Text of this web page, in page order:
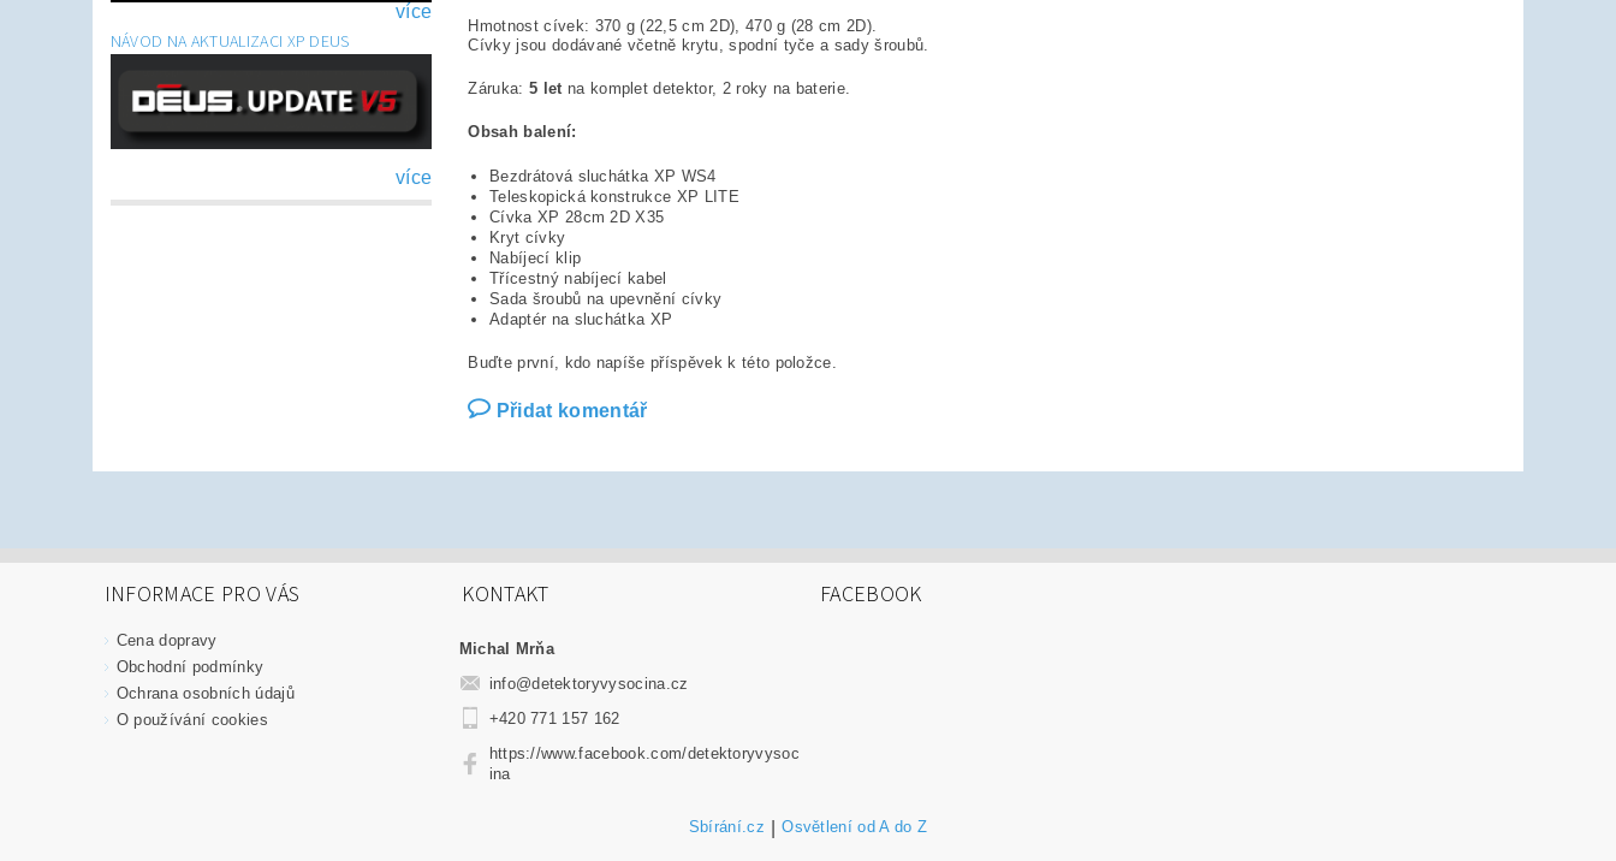
více
NÁVOD NA AKTUALIZACI XP DEUS
více
Hmotnost cívek: 370 g (22,5 cm 2D), 470 g (28 cm 2D).
Cívky jsou dodávané včetně krytu, spodní tyče a sady šroubů.
Záruka: 5 let na komplet detektor, 2 roky na baterie.
Obsah balení:
Bezdrátová sluchátka XP WS4
Teleskopická konstrukce XP LITE
Cívka XP 28cm 2D X35
Kryt cívky
Nabíjecí klip
Třícestný nabíjecí kabel
Sada šroubů na upevnění cívky
Adaptér na sluchátka XP
Buďte první, kdo napíše příspěvek k této položce.
Přidat komentář
INFORMACE PRO VÁS
Cena dopravy
Obchodní podmínky
Ochrana osobních údajů
O používání cookies
KONTAKT
Michal Mrňa
info@detektoryvysocina.cz
+420 771 157 162
https://www.facebook.com/detektoryvysoc
ina
FACEBOOK
Sbírání.cz Osvětlení od A do Z